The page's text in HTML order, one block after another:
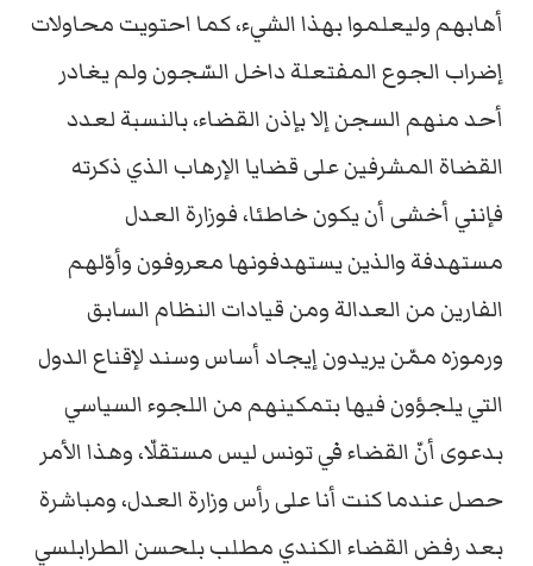
أهابهم وليعلموا بهذا الشيء، كما احتويت محاولات
إضراب الجوع المفتعلة داخل السّجون ولم يغادر
أحد منهم السجن إلا بإذن القضاء، بالنسبة لعدد
القضاة المشرفين على قضايا الإرهاب الذي ذكرته
فإنني أخشى أن يكون خاطئا، فوزارة العدل
مستهدفة والذين يستهدفونها معروفون وأوّلهم
الفارين من العدالة ومن قيادات النظام السابق
ورموزه ممّن يريدون إيجاد أساس وسند لإقناع الدول
التي يلجؤون فيها بتمكينهم من اللجوء السياسي
بدعوى أنّ القضاء في تونس ليس مستقلّا، وهذا الأمر
حصل عندما كنت أنا على رأس وزارة العدل، ومباشرة
بعد رفض القضاء الكندي مطلب بلحسن الطرابلسي